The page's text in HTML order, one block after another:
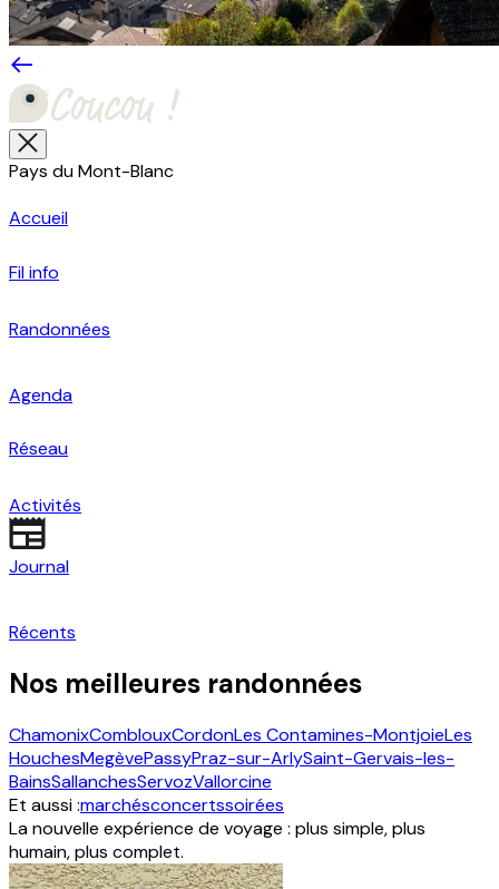
Pays du Mont-Blanc
Accueil
Fil info
Randonnées
Agenda
Réseau
Activités
Journal
Récents
Nos meilleures randonnées
ChamonixComblouxCordonLes Contamines-MontjoieLes
HouchesMegèvePassyPraz-sur-ArlySaint-Gervais-les-
BainsSallanchesServozVallorcine
Et aussi :marchésconcertssoirées
La nouvelle expérience de voyage : plus simple, plus
humain, plus complet.